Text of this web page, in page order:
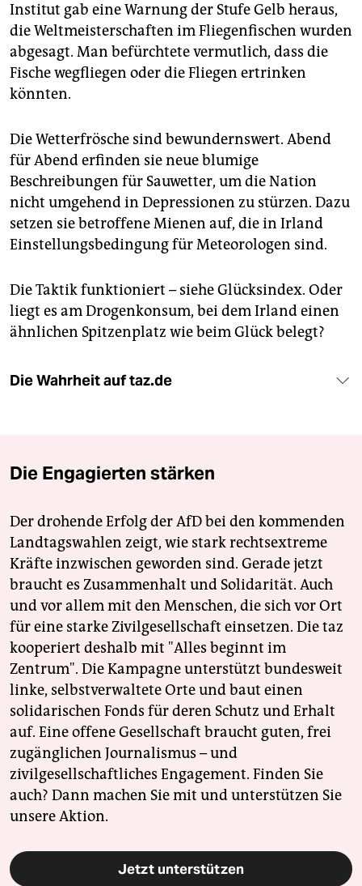
Institut gab eine Warnung der Stufe Gelb heraus,
die Weltmeisterschaften im Fliegenfischen wurden
abgesagt. Man befürchtete vermutlich, dass die
Fische wegfliegen oder die Fliegen ertrinken
könnten.
Die Wetterfrösche sind bewundernswert. Abend
für Abend erfinden sie neue blumige
Beschreibungen für Sauwetter, um die Nation
nicht umgehend in Depressionen zu stürzen. Dazu
setzen sie betroffene Mienen auf, die in Irland
Einstellungsbedingung für Meteorologen sind.
Die Taktik funktioniert – siehe Glücksindex. Oder
liegt es am Drogenkonsum, bei dem Irland einen
ähnlichen Spitzenplatz wie beim Glück belegt?
Die Wahrheit auf taz.de
Die Engagierten stärken
Der drohende Erfolg der AfD bei den kommenden
Landtagswahlen zeigt, wie stark rechtsextreme
Kräfte inzwischen geworden sind. Gerade jetzt
braucht es Zusammenhalt und Solidarität. Auch
und vor allem mit den Menschen, die sich vor Ort
für eine starke Zivilgesellschaft einsetzen. Die taz
kooperiert deshalb mit "Alles beginnt im
Zentrum". Die Kampagne unterstützt bundesweit
linke, selbstverwaltete Orte und baut einen
solidarischen Fonds für deren Schutz und Erhalt
auf. Eine offene Gesellschaft braucht guten, frei
zugänglichen Journalismus – und
zivilgesellschaftliches Engagement. Finden Sie
auch? Dann machen Sie mit und unterstützen Sie
unsere Aktion.
Jetzt unterstützen